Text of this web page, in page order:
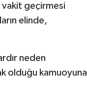
vakit geçirmesi
elinde,
neden
olduğu kamuoyuna